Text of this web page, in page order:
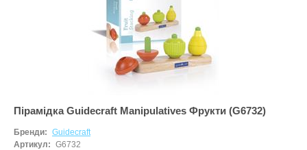
Пірамідка Guidecraft Manipulatives Фрукти (G6732)
Бренди: Guidecraft
Артикул: G6732